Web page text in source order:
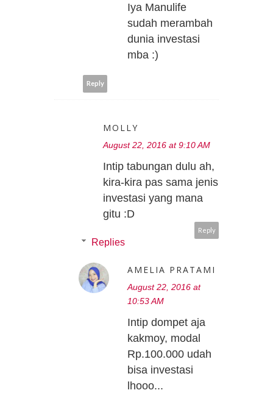
Iya Manulife
sudah merambah
dunia investasi
mba :)
Reply
MOLLY
August 22, 2016 at 9:10 AM
Intip tabungan dulu ah,
kira-kira pas sama jenis
investasi yang mana
gitu :D
Reply
Replies
AMELIA PRATAMI
August 22, 2016 at
10:53 AM
Intip dompet aja
kakmoy, modal
Rp.100.000 udah
bisa investasi
lhooo...